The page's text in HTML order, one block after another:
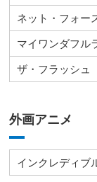
ネット・フォー
マイワンダフル
ザ・フラッシュ
外画アニメ
インクレディブ